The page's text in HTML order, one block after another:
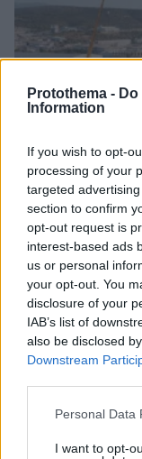
Protothema -
Information
If you wish to opt-
processing of your
targeted
section to confirm
opt-out request is
interest-based ads
us or personal
your opt-out. You
disclosure of your
IAB’s list of
also be disclosed
Downstream
Please note that
not limited to your
Personal Data
I want to opt-
Άλλος για data
ερχόμενη
07.08.2026, 20:16